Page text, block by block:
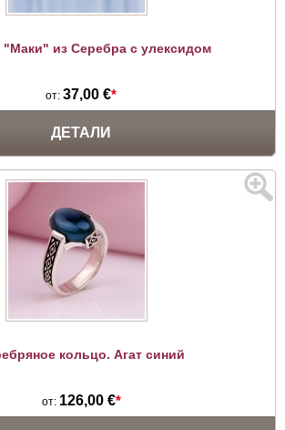
из Серебра с улексидом
от: 37,00 €*
ДЕТАЛИ
кольцо. Агат синий
от: 126,00 €*